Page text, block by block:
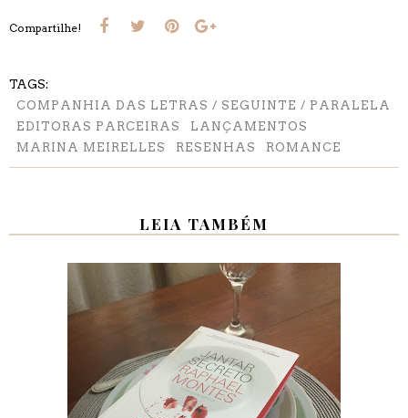
Compartilhe!
TAGS:
COMPANHIA DAS LETRAS / SEGUINTE / PARALELA
EDITORAS PARCEIRAS
LANÇAMENTOS
MARINA MEIRELLES
RESENHAS ROMANCE
LEIA TAMBÉM